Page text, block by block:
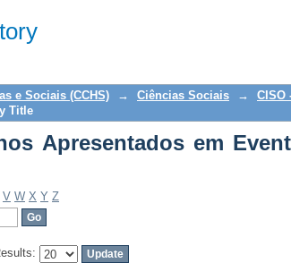
Apresentados em
e Sociais (CCHS) → Ciências Sociais → CISO
Title
Apresentados em
V W X Y Z